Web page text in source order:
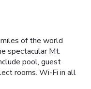
of the world
spectacular Mt.
pool, guest
rooms. Wi-Fi in all